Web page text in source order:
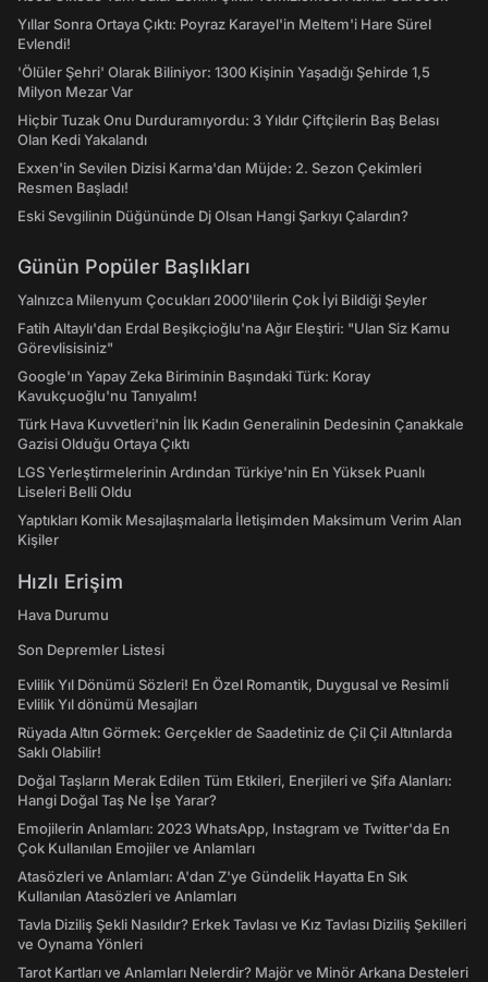
Yıllar Sonra Ortaya Çıktı: Poyraz Karayel'in Meltem'i Hare Sürel
Evlendi!
'Ölüler Şehri' Olarak Biliniyor: 1300 Kişinin Yaşadığı Şehirde 1,5
Milyon Mezar Var
Hiçbir Tuzak Onu Durduramıyordu: 3 Yıldır Çiftçilerin Baş Belası
Olan Kedi Yakalandı
Exxen'in Sevilen Dizisi Karma'dan Müjde: 2. Sezon Çekimleri
Resmen Başladı!
Eski Sevgilinin Düğününde Dj Olsan Hangi Şarkıyı Çalardın?
Günün Popüler Başlıkları
Yalnızca Milenyum Çocukları 2000'lilerin Çok İyi Bildiği Şeyler
Fatih Altaylı'dan Erdal Beşikçioğlu'na Ağır Eleştiri: "Ulan Siz Kamu
Görevlisisiniz"
Google'ın Yapay Zeka Biriminin Başındaki Türk: Koray
Kavukçuoğlu'nu Tanıyalım!
Türk Hava Kuvvetleri'nin İlk Kadın Generalinin Dedesinin Çanakkale
Gazisi Olduğu Ortaya Çıktı
LGS Yerleştirmelerinin Ardından Türkiye'nin En Yüksek Puanlı
Liseleri Belli Oldu
Yaptıkları Komik Mesajlaşmalarla İletişimden Maksimum Verim Alan
Kişiler
Hızlı Erişim
Hava Durumu
Son Depremler Listesi
Evlilik Yıl Dönümü Sözleri! En Özel Romantik, Duygusal ve Resimli
Evlilik Yıl dönümü Mesajları
Rüyada Altın Görmek: Gerçekler de Saadetiniz de Çil Çil Altınlarda
Saklı Olabilir!
Doğal Taşların Merak Edilen Tüm Etkileri, Enerjileri ve Şifa Alanları:
Hangi Doğal Taş Ne İşe Yarar?
Emojilerin Anlamları: 2023 WhatsApp, Instagram ve Twitter'da En
Çok Kullanılan Emojiler ve Anlamları
Atasözleri ve Anlamları: A'dan Z'ye Gündelik Hayatta En Sık
Kullanılan Atasözleri ve Anlamları
Tavla Diziliş Şekli Nasıldır? Erkek Tavlası ve Kız Tavlası Diziliş Şekilleri
ve Oynama Yönleri
Tarot Kartları ve Anlamları Nelerdir? Majör ve Minör Arkana Desteleri